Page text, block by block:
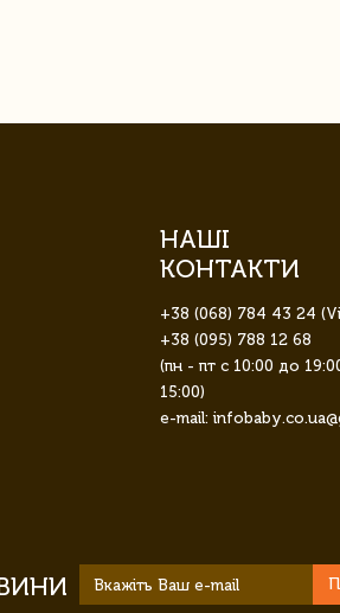
НАШІ
КОНТАКТИ
+38 (068) 784 43 24
+38 (095) 788 12 68
(пн - пт с 10:00 до
15:00)
e-mail: